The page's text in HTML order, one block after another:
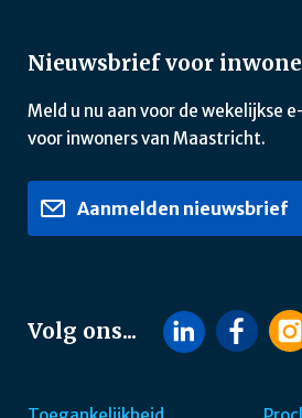
Nieuwsbrief voor
Meld u nu aan voor de wekelijkse
voor inwoners van Maastricht.
Aanmelden nieuwsbrief
Volg ons...